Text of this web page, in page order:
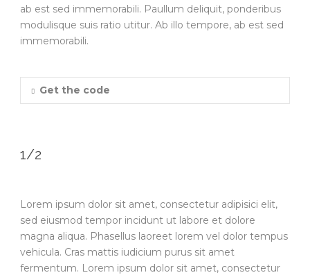
ab est sed immemorabili. Paullum deliquit, ponderibus
modulisque suis ratio utitur. Ab illo tempore, ab est sed
immemorabili.
Get the code
1/2
Lorem ipsum dolor sit amet, consectetur adipisici elit,
sed eiusmod tempor incidunt ut labore et dolore
magna aliqua. Phasellus laoreet lorem vel dolor tempus
vehicula. Cras mattis iudicium purus sit amet
fermentum. Lorem ipsum dolor sit amet, consectetur